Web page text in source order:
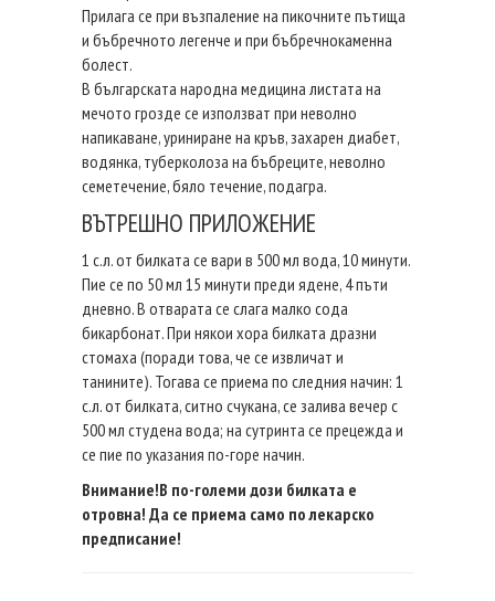
Прилага се при възпаление на пикочните пътища
и бъбречното легенче и при бъбречнокаменна
болест.
В българската народна медицина листата на
мечото грозде се използват при неволно
напикаване, уриниране на кръв, захарен диабет,
водянка, туберколоза на бъбреците, неволно
семетечение, бяло течение, подагра.
ВЪТРЕШНО ПРИЛОЖЕНИЕ
1 с.л. от билката се вари в 500 мл вода, 10 минути.
Пие се по 50 мл 15 минути преди ядене, 4 пъти
дневно. В отварата се слага малко сода
бикарбонат. При някои хора билката дразни
стомаха (поради това, че се извличат и
танините). Тогава се приема по следния начин: 1
с.л. от билката, ситно счукана, се залива вечер с
500 мл студена вода; на сутринта се прецежда и
се пие по указания по-горе начин.
Внимание!В по-големи дози билката е
отровна! Да се приема само по лекарско
предписание!